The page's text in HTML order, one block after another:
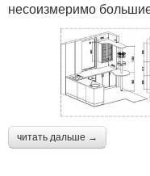
несоизмеримо
читать дальше →